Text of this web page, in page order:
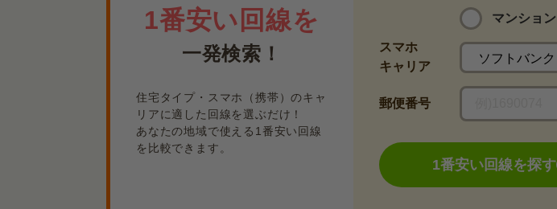
1番安い回線を
一発検索！
住宅タイプ・スマホ（携帯）のキャ
リアに適した回線を選ぶだけ！
あなたの地域で使える1番安い回線
を比較できます。
マンション
スマホ
キャリア
郵便番号
1番安い回線を探す